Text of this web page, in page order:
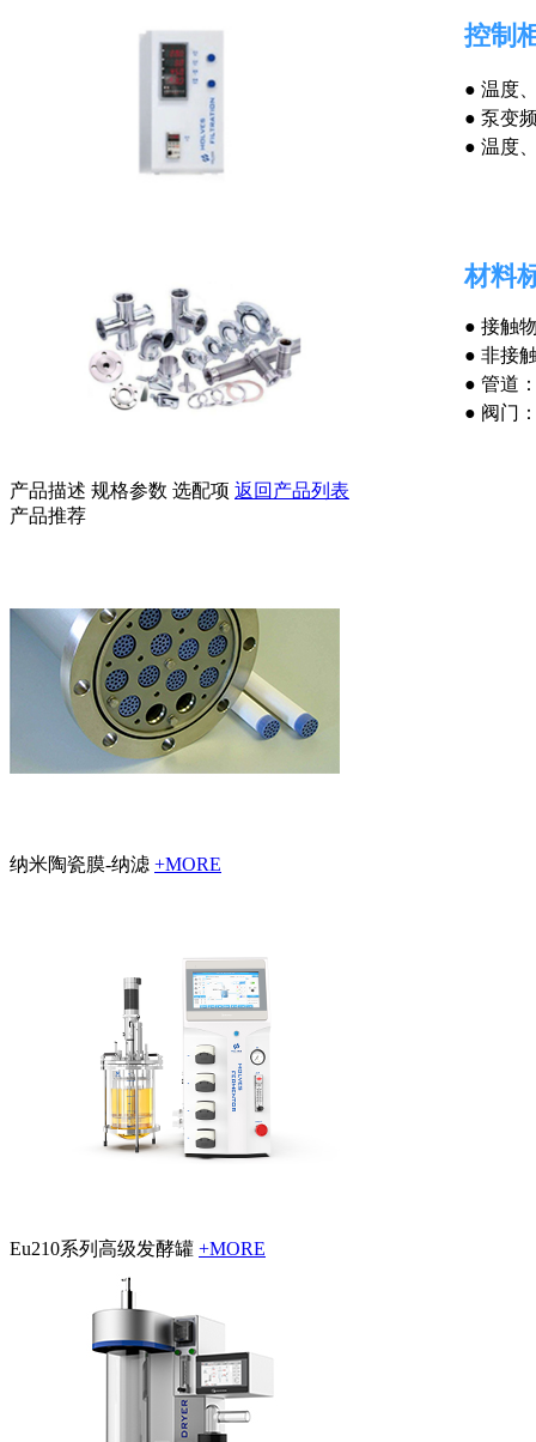
控制
● 温度
● 泵变
● 温度
材料
● 接触
● 非接
● 管道
● 阀门
产品描述 规格参数 选配项 返回产品列表
产品推荐
纳米陶瓷膜-纳滤 +MORE
Eu210系列高级发酵罐 +MORE